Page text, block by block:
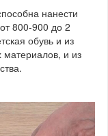
нанести
800-900 до 2
обувь и из
материалов, и из